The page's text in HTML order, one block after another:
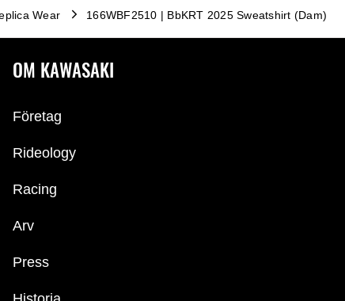
Wear 166WBF2510 | BbKRT 2025 Sweatshirt (Dam)
OM KAWASAKI
Företag
Rideology
Racing
Arv
Press